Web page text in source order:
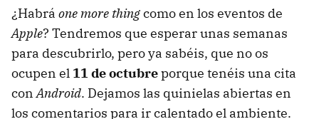
¿Habrá one more thingcomo en los eventos de
Apple? Tendremos que esperar unas semanas
para descubrirlo, pero ya sabéis, que no os
ocupen el 11 de octubreporque tenéis una cita
conAndroid. Dejamos las quinielas abiertas en
los comentarios para ir calentado el ambiente.